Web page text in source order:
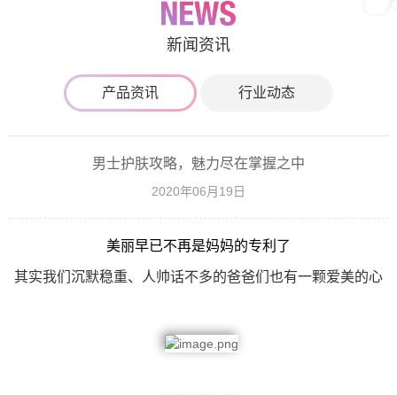
新闻资讯
产品资讯 行业动态
男士护肤攻略，魅力尽在掌握之中
2020年06月19日
美丽早已不再是妈妈的专利了
其实我们沉默稳重、人帅话不多的爸爸们也有一颗爱美的心